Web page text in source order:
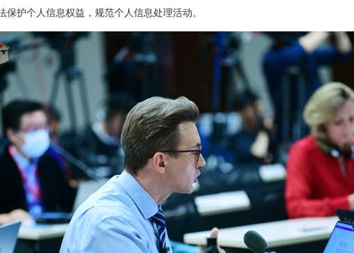
保护个人信息权益，规范个人信息处理活动。